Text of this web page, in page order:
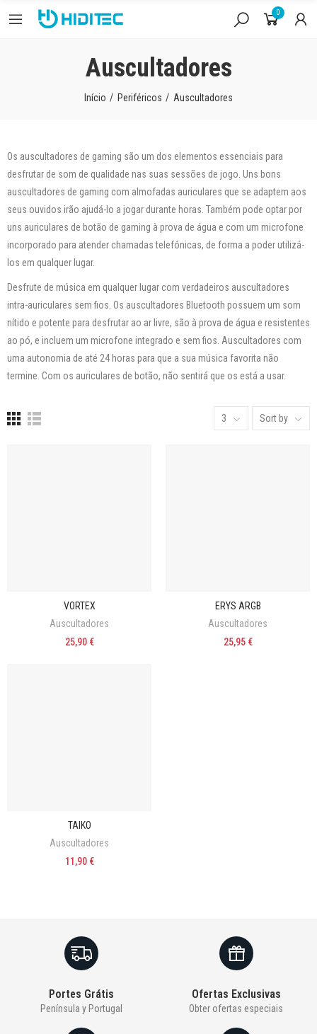
0
Auscultadores
Início Periféricos Auscultadores
Os auscultadores de gaming são um dos elementos essenciais para
desfrutar de som de qualidade nas suas sessões de jogo. Uns bons
auscultadores de gaming com almofadas auriculares que se adaptem aos
seus ouvidos irão ajudá-lo a jogar durante horas. Também pode optar por
uns auriculares de botão de gaming à prova de água e com um microfone
incorporado para atender chamadas telefónicas, de forma a poder utilizá-
los em qualquer lugar.
Desfrute de música em qualquer lugar com verdadeiros auscultadores
intra-auriculares sem fios. Os auscultadores Bluetooth possuem um som
nítido e potente para desfrutar ao ar livre, são à prova de água e resistentes
ao pó, e incluem um microfone integrado e sem fios. Auscultadores com
uma autonomia de até 24 horas para que a sua música favorita não
termine. Com os auriculares de botão, não sentirá que os está a usar.
3 Sort by
VORTEX
Auscultadores
25,90 €
ERYS ARGB
Auscultadores
25,95 €
TAIKO
Auscultadores
11,90 €
Portes Grátis
Península y Portugal
Ofertas Exclusivas
Obter ofertas especiais